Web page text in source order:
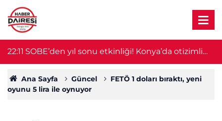
22:11 SOBE’den yıl sonu etkinliği! Konya’da otizimli
öğrenciler sahne aldı
Ana Sayfa Güncel
FETÖ 1 doları bıraktı, yeni
oyunu 5 lira ile oynuyor